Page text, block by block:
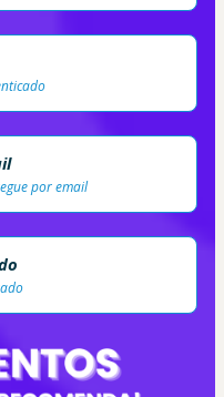
por email